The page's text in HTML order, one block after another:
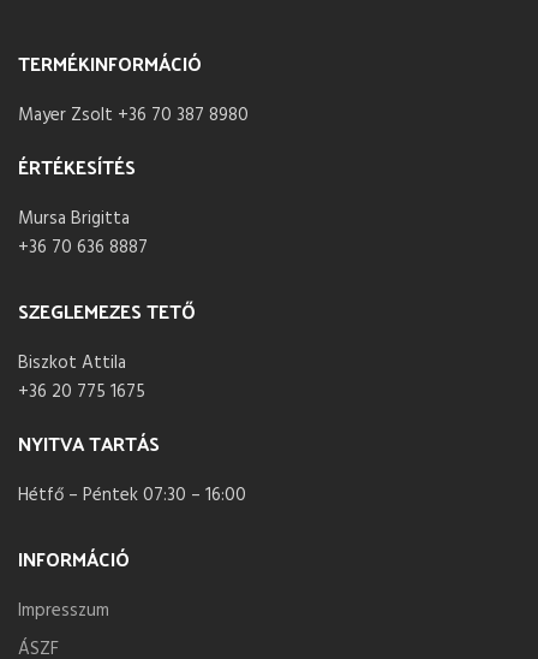
TERMÉKINFORMÁCIÓ
Mayer Zsolt +36 70 387 8980
ÉRTÉKESÍTÉS
Mursa Brigitta
+36 70 636 8887
SZEGLEMEZES TETŐ
Biszkot Attila
+36 20 775 1675
NYITVA TARTÁS
Hétfő – Péntek 07:30 – 16:00
INFORMÁCIÓ
Impresszum
ÁSZF